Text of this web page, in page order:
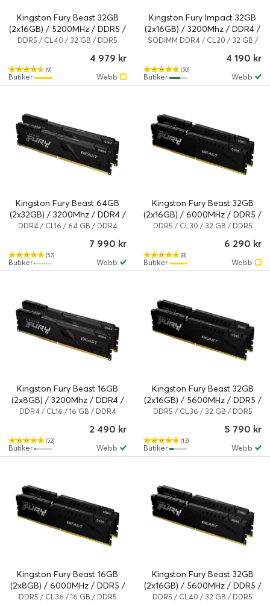
Kingston Fury Beast 32GB
(2x16GB) / 5200MHz / DDR5 /
CL40 / KF552C40BBK2-32
DDR5 / CL40 / 32 GB / DDR5
(9)
4 979 kr
Webb
Butiker
Kingston Fury Impact 32GB
(2x16GB) / 3200Mhz / DDR4 /
CL20 / KF432S20IBK2/32
SODIMM DDR4 / CL20 / 32 GB /
(50)
4 190 kr
Webb
Butiker
Kingston Fury Beast 64GB
(2x32GB) / 3200Mhz / DDR4 /
CL16 / KF432C16BBK2/64
DDR4 / CL16 / 64 GB / DDR4
(52)
7 990 kr
Webb
Butiker
Kingston Fury Beast 32GB
(2x16GB) / 6000MHz / DDR5 /
CL30 / KF560C30BBEK2-32
DDR5 / CL30 / 32 GB / DDR5
(8)
6 290 kr
Webb
Butiker
Kingston Fury Beast 16GB
(2x8GB) / 3200Mhz / DDR4 /
CL16 / KF432C16BBK2/16
DDR4 / CL16 / 16 GB / DDR4
(52)
2 490 kr
Webb
Butiker
Kingston Fury Beast 32GB
(2x16GB) / 5600MHz / DDR5 /
CL36 / KF556C36BBEK2-32
DDR5 / CL36 / 32 GB / DDR5
(13)
5 790 kr
Webb
Butiker
Kingston Fury Beast 16GB
(2x8GB) / 6000MHz / DDR5 /
CL36 / KF560C36BBEK2-16
DDR5 / CL36 / 16 GB / DDR5
Kingston Fury Beast 32GB
(2x16GB) / 5600MHz / DDR5 /
CL40 / KF556C40BBK2-32
DDR5 / CL40 / 32 GB / DDR5